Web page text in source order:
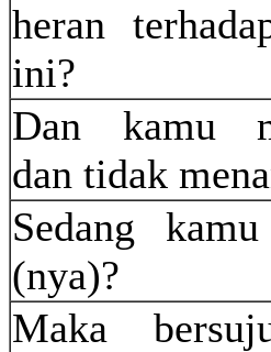
heran
ini?
Dan kamu
dan tidak
Sedang
(nya)?
Maka